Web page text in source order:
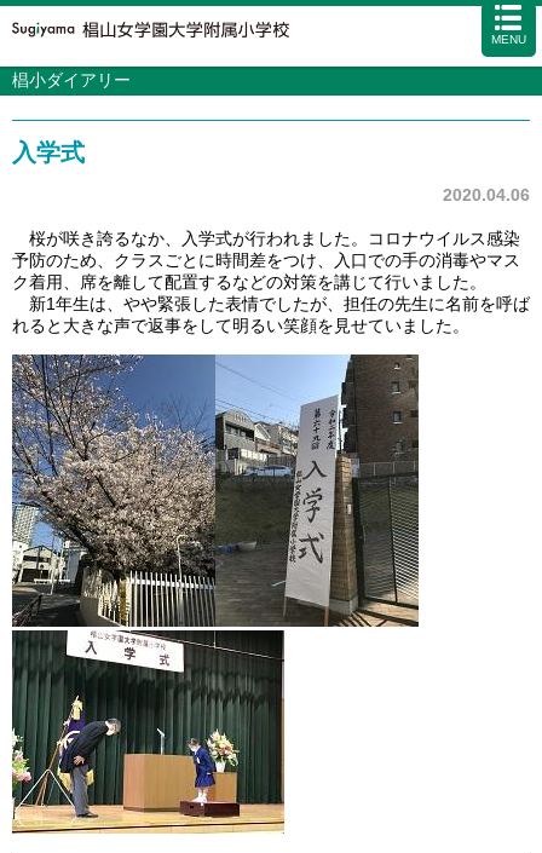
MENU
学校案内 カリキュラム
アクセス 資料請求 お問い合わせ サイトマップ
椙小ダイアリー
入学式
2020.04.06
桜が咲き誇るなか、入学式が行われました。コロナウイルス感染
予防のため、クラスごとに時間差をつけ、入口での手の消毒やマス
ク着用、席を離して配置するなどの対策を講じて行いました。
新1年生は、やや緊張した表情でしたが、担任の先生に名前を呼ば
れると大きな声で返事をして明るい笑顔を見せていました。